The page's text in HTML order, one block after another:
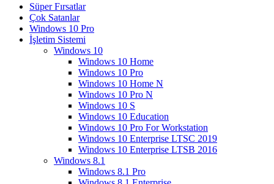
Süper Fırsatlar
Çok Satanlar
Windows 10 Pro
İşletim Sistemi
Windows 10
Windows 10 Home
Windows 10 Pro
Windows 10 Home N
Windows 10 Pro N
Windows 10 S
Windows 10 Education
Windows 10 Pro For Workstation
Windows 10 Enterprise LTSC 2019
Windows 10 Enterprise LTSB 2016
Windows 8.1
Windows 8.1 Pro